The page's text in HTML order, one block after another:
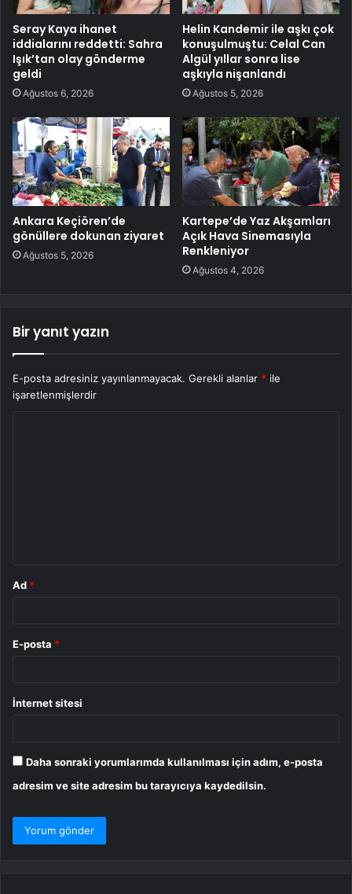
Seray Kaya ihanet
iddialarını reddetti: Sahra
Işık’tan olay gönderme
geldi
Ağustos 6, 2026
Helin Kandemir ile aşkı çok
konuşulmuştu: Celal Can
Algül yıllar sonra lise
aşkıyla nişanlandı
Ağustos 5, 2026
Ankara Keçiören’de
gönüllere dokunan ziyaret
Ağustos 5, 2026
Kartepe’de Yaz Akşamları
Açık Hava Sinemasıyla
Renkleniyor
Ağustos 4, 2026
Bir yanıt yazın
E-posta adresiniz yayınlanmayacak. Gerekli alanlar * ile
işaretlenmişlerdir
Ad *
E-posta *
İnternet sitesi
Daha sonraki yorumlarımda kullanılması için adım, e-posta
adresim ve site adresim bu tarayıcıya kaydedilsin.